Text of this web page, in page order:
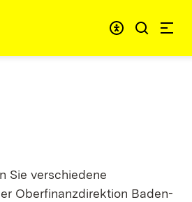
Sie verschiedene
Oberfinanzdirektion Baden-